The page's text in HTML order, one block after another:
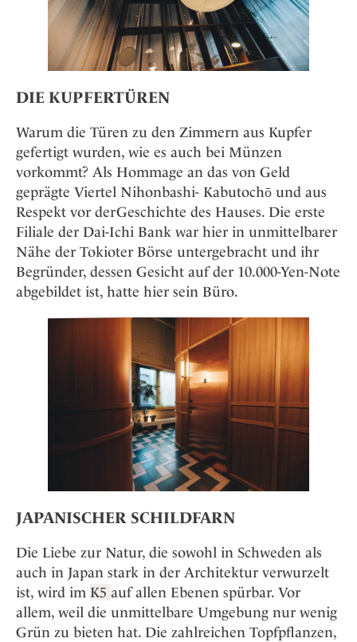
DIE KUPFERTÜREN
Warum die Türen zu den Zimmern aus Kupfer
gefertigt wurden, wie es auch bei Münzen
vorkommt? Als Hommage an das von Geld
geprägte Viertel Nihonbashi- Kabutochō und aus
Respekt vor derGeschichte des Hauses. Die erste
Filiale der Dai-Ichi Bank war hier in unmittelbarer
Nähe der Tokioter Börse untergebracht und ihr
Begründer, dessen Gesicht auf der 10.000-Yen-Note
abgebildet ist, hatte hier sein Büro.
JAPANISCHER SCHILDFARN
Die Liebe zur Natur, die sowohl in Schweden als
auch in Japan stark in der Architektur verwurzelt
ist, wird im K5 auf allen Ebenen spürbar. Vor
allem, weil die unmittelbare Umgebung nur wenig
Grün zu bieten hat. Die zahlreichen Topfpflanzen,